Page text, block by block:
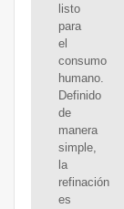
listo
para
el
consumo
humano.
Definido
de
manera
simple,
la
refinación
es